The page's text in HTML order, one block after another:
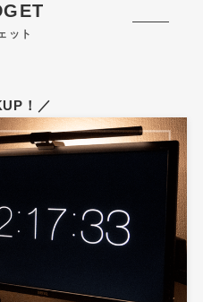
ット
！／